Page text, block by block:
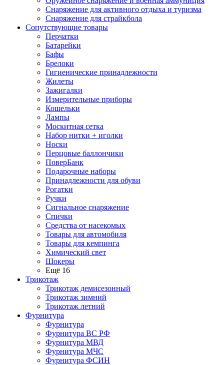
Снаряжение для активного отдыха и туризма
Снаряжение для страйкбола
Сопутствующие товары
Перчатки
Батарейки
Бафы
Брелоки
Гигиенические принадлежности
Жилеты
Зажигалки
Измерительные приборы
Кошельки
Лампы
Москитная сетка
Набор нитки + иголки
Носки
Перцовые баллончики
ПоверБанк
Подарочные наборы
Принадлежности для обуви
Рогатки
Ручки
Сигнальное снаряжение
Спички
Средства от насекомых
Товары для автомобиля
Товары для кемпинга
Химический свет
Шокеры
Ещё 16
Трикотаж
Трикотаж демисезонный
Трикотаж зимний
Трикотаж летний
Фурнитура
Фурнитура
Фурнитура ВС РФ
Фурнитура МВД
Фурнитура МЧС
Фурнитура ФСИН